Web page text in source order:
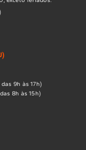
9h às 17h)
8h às 15h)